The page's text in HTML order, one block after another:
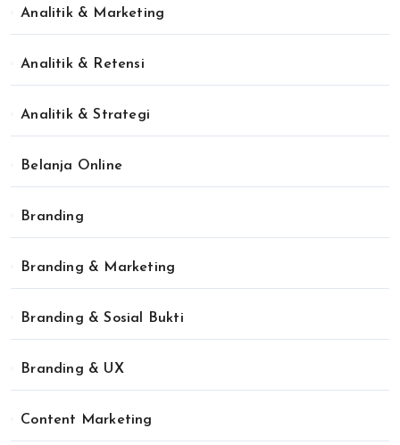
Analitik & Marketing
Analitik & Retensi
Analitik & Strategi
Belanja Online
Branding
Branding & Marketing
Branding & Sosial Bukti
Branding & UX
Content Marketing